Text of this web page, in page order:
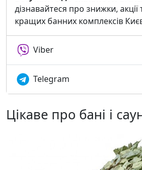
дізнавайтеся про знижки, акції
кращих банних комплексів
Viber
Telegram
Цікаве про бані і